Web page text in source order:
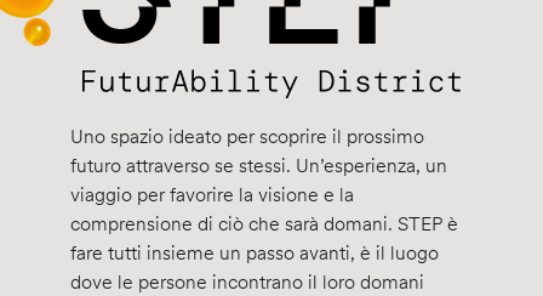
Uno spazio ideato per scoprire il prossimo
futuro attraverso se stessi. Un’esperienza, un
viaggio per favorire la visione e la
comprensione di ciò che sarà domani. STEP è
fare tutti insieme un passo avanti, è il luogo
dove le persone incontrano il loro domani